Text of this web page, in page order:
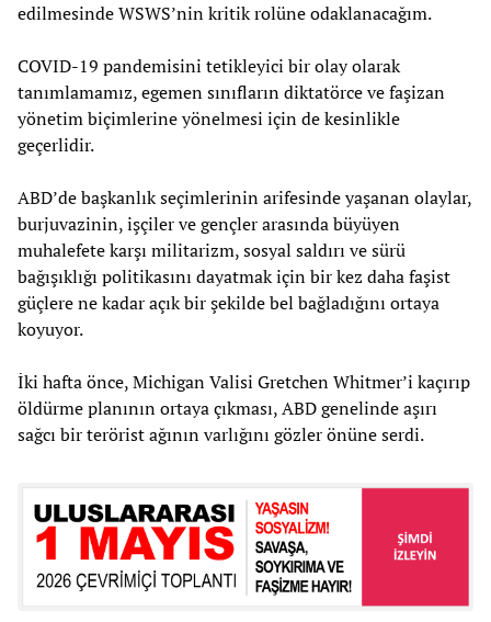
edilmesinde WSWS’nin kritik rolüne odaklanacağım.
COVID-19 pandemisini tetikleyici bir olay olarak
tanımlamamız, egemen sınıfların diktatörce ve faşizan
yönetim biçimlerine yönelmesi için de kesinlikle
geçerlidir.
ABD’de başkanlık seçimlerinin arifesinde yaşanan olaylar,
burjuvazinin, işçiler ve gençler arasında büyüyen
muhalefete karşı militarizm, sosyal saldırı ve sürü
bağışıklığı politikasını dayatmak için bir kez daha faşist
güçlere ne kadar açık bir şekilde bel bağladığını ortaya
koyuyor.
İki hafta önce, Michigan Valisi Gretchen Whitmer’i kaçırıp
öldürme planının ortaya çıkması, ABD genelinde aşırı
sağcı bir terörist ağının varlığını gözler önüne serdi.